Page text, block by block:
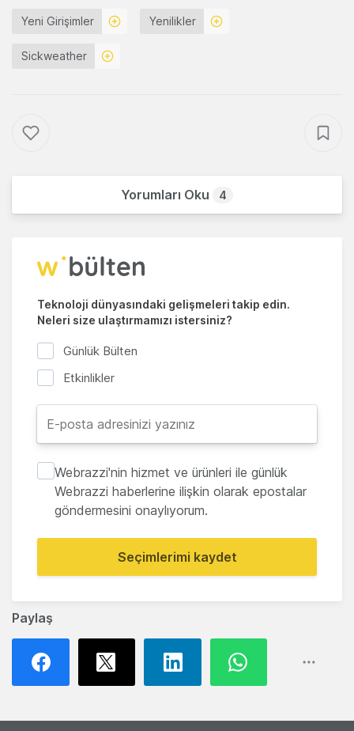
Paylaş
Yeni Girişimler Yenilikler
Sickweather
Yorumları Oku 4
Teknoloji dünyasındaki gelişmeleri takip edin.
Neleri size ulaştırmamızı istersiniz?
Günlük Bülten
Etkinlikler
Webrazzi'nin hizmet ve ürünleri ile günlük
Webrazzi haberlerine ilişkin olarak epostalar
göndermesini onaylıyorum.
Seçimlerimi kaydet